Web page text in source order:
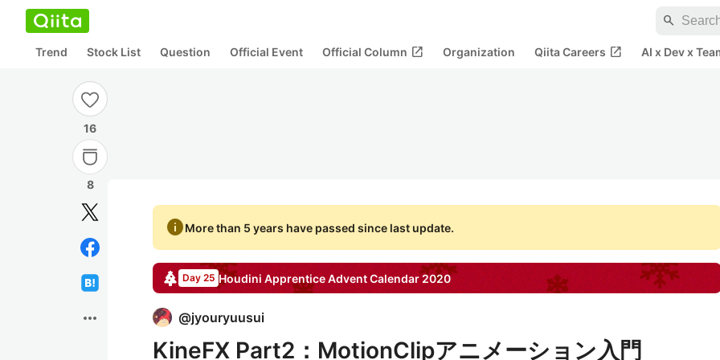
search
Trend Stock List Question Official Event Official Column open_in_new Organization Qiita Careers open_in_new AI x Dev x
16
8
more_horiz
infoMore than 5 years have passed since last update.
Day 25 Houdini ApprenticeAdvent Calendar 2020
@jyouryuusui
KineFX Part2：MotionClipアニメーション入門